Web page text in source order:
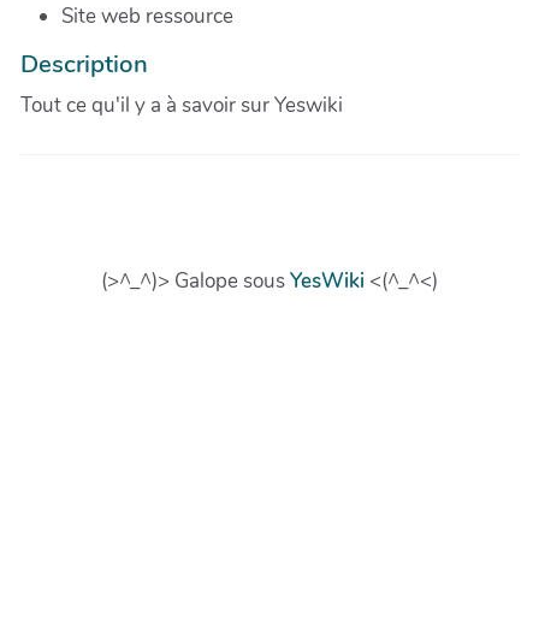
Site web ressource
Description
Tout ce qu'il y a à savoir sur Yeswiki
(>^_^)> Galope sousYesWiki <(^_^<)